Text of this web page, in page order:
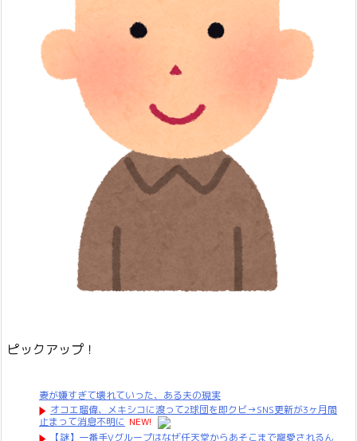
ピックアップ！
妻が嫌すぎて壊れていった、ある夫の現実
オコエ瑠偉、メキシコに渡って2球団を即クビ→SNS更新が3ヶ月間
止まって消息不明に NEW!
【謎】一番手Vグループはなぜ任天堂からあそこまで寵愛されるん